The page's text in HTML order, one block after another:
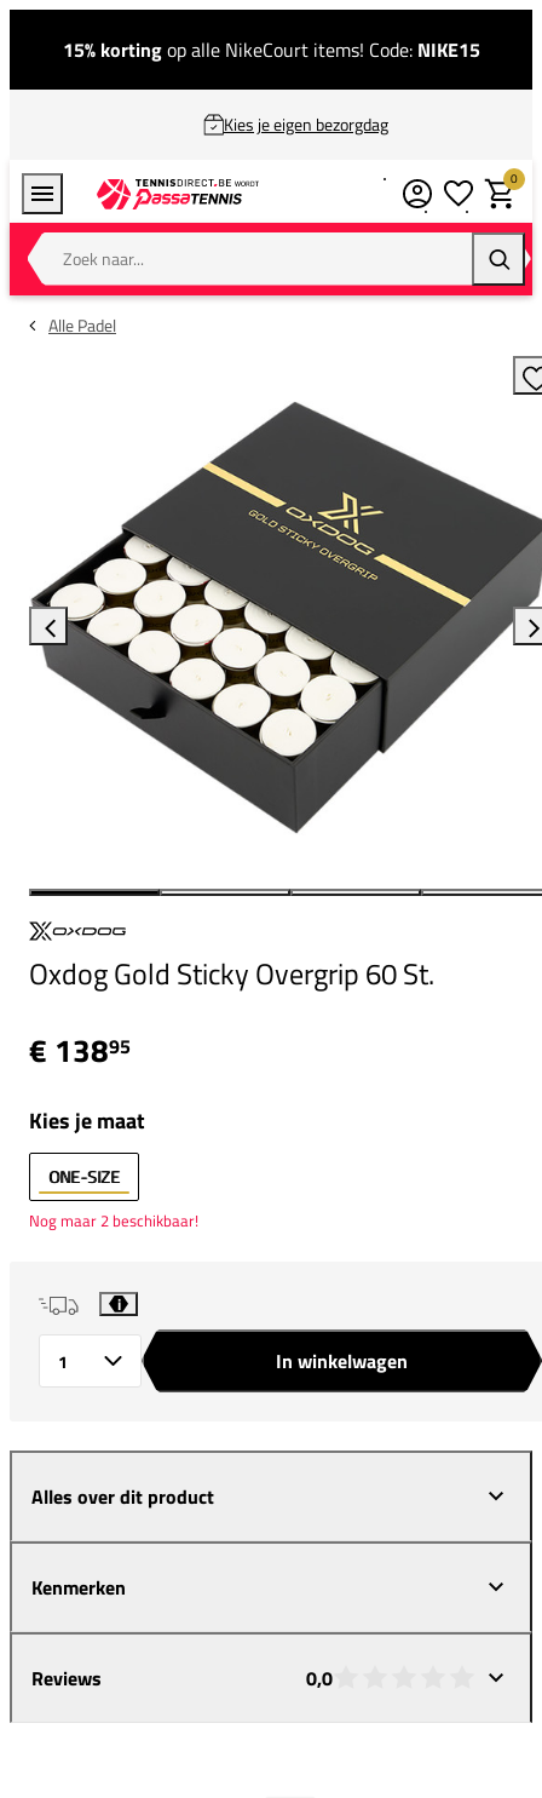
15% kortingop alle NikeCourt items! Code: NIKE15
Kies je eigen bezorgdag
Zoek naar...
0
Alle Padel
Oxdog Gold Sticky Overgrip 60 St.
€ 13895
Kies je maat
ONE-SIZE
Nog maar 2 beschikbaar!
i
In winkelwagen
Alles over dit product
Kenmerken
Reviews 0,0